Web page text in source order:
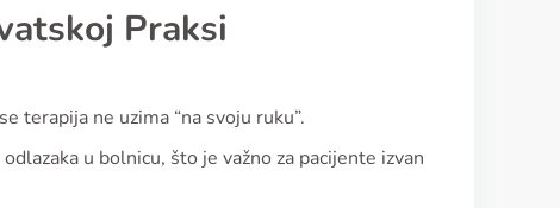
Praksi
terapija ne uzima “na svoju ruku”.
u bolnicu, što je važno za pacijente izvan